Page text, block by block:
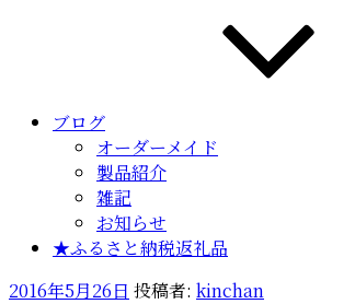
ブログ
オーダーメイド
製品紹介
雑記
お知らせ
★ふるさと納税返礼品
投
2016年5月26日 投稿者: kinchan